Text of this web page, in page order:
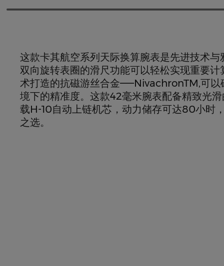
这款卡其航空系列天际换算腕表是先进技术
双向旋转表圈的滑尺功能可以轻松实现重要
术打造的抗磁游丝合金——NivachronTM,可以
境下的精准度。这款42毫米腕表配备精致光
载H-10自动上链机芯，动力储存可达80小时
之选。